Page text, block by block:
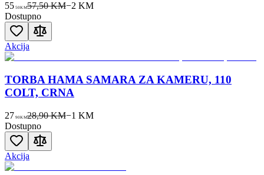
55 50KM57,50 KM−2 KM
Dostupno
Akcija
TORBA HAMA SAMARA ZA KAMERU, 110
COLT, CRNA
27 90KM28,90 KM−1 KM
Dostupno
Akcija